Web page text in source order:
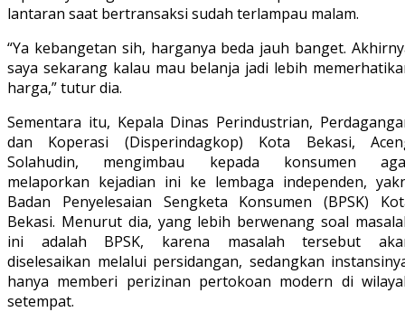
lantaran saat bertransaksi sudah terlampau malam.
“Ya kebangetan sih, harganya beda jauh banget.
saya sekarang kalau mau belanja jadi lebih
harga,” tutur dia.
Sementara itu, Kepala Dinas Perindustrian,
dan Koperasi (Disperindagkop) Kota Bekasi,
Solahudin, mengimbau kepada konsumen
melaporkan kejadian ini ke lembaga independen,
Badan Penyelesaian Sengketa Konsumen (BPSK)
Bekasi. Menurut dia, yang lebih berwenang soal
ini adalah BPSK, karena masalah tersebut
diselesaikan melalui persidangan, sedangkan
hanya memberi perizinan pertokoan modern di
setempat.